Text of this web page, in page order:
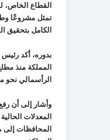
القطاع الخاص،
تمثل مشروعًا
الكامل بتحقيق
بدوره، أكد
المملكة منذ
الرأسمالي نحو
المعدلات